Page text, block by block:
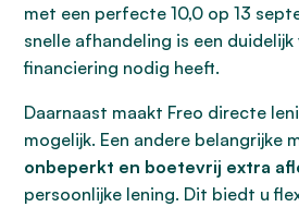
met een perfecte 10,0 op 13
snelle afhandeling is een
financiering nodig heeft.
Daarnaast maakt Freo directe
mogelijk. Een andere belangrijke
onbeperkt en boetevrij extra
persoonlijke lening. Dit biedt u